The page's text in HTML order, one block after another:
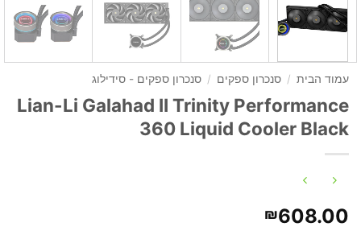
עמוד הבית / סנכרון ספקים / סנכרון ספקים - סידילוג
Lian-Li Galahad II Trinity Performance
360 Liquid Cooler Black
₪608.00